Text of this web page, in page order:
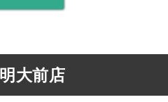
大前店